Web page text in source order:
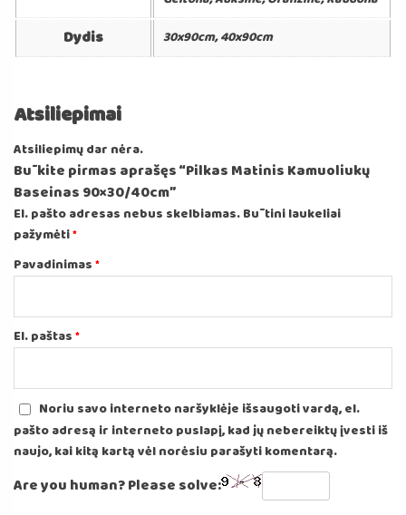
Dydis 30x90cm, 40x90cm
Atsiliepimai
Atsiliepimų dar nėra.
Būkite pirmas aprašęs “Pilkas Matinis Kamuoliukų
Baseinas 90×30/40cm”
El. pašto adresas nebus skelbiamas.Būtini laukeliai
pažymėti*
Pavadinimas*
El. paštas*
Noriu savo interneto naršyklėje išsaugoti vardą, el.
pašto adresą ir interneto puslapį, kad jų nebereiktų įvesti iš
naujo, kai kitą kartą vėl norėsiu parašyti komentarą.
Are you human? Please solve: